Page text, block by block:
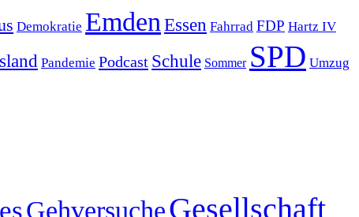
Demokratie Emden Essen Fahrrad FDP Hartz IV
Pandemie Podcast Schule Sommer SPD Umzug
GehversucheGesellschaft